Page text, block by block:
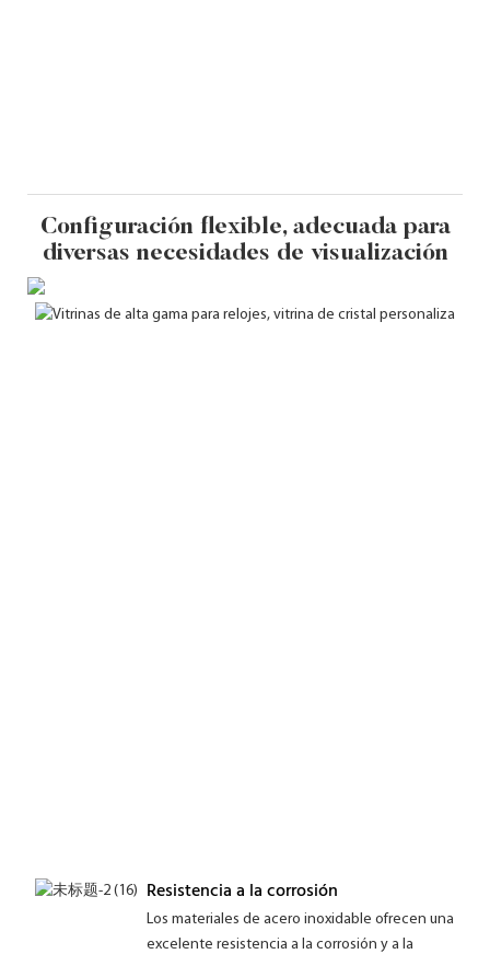
Configuración flexible, adecuada para
diversas necesidades de visualización
Resistencia a la corrosión
Los materiales de acero inoxidable ofrecen una
excelente resistencia a la corrosión y a la